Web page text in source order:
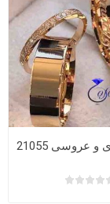
عروسی 21055